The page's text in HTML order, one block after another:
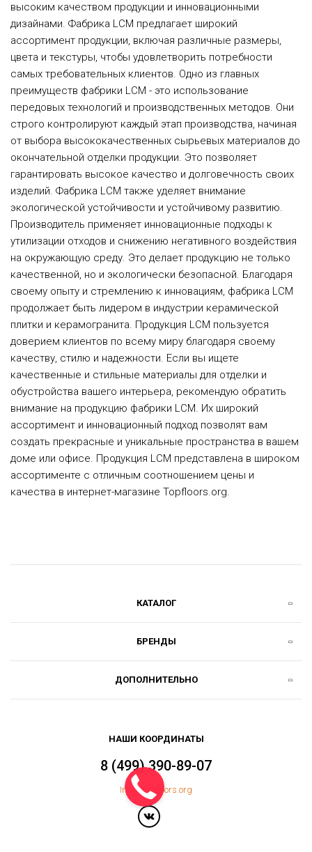
высоким качеством продукции и инновационными
дизайнами. Фабрика LCM предлагает широкий
ассортимент продукции, включая различные размеры,
цвета и текстуры, чтобы удовлетворить потребности
самых требовательных клиентов. Одно из главных
преимуществ фабрики LCM - это использование
передовых технологий и производственных методов. Они
строго контролируют каждый этап производства, начиная
от выбора высококачественных сырьевых материалов до
окончательной отделки продукции. Это позволяет
гарантировать высокое качество и долговечность своих
изделий. Фабрика LCM также уделяет внимание
экологической устойчивости и устойчивому развитию.
Производитель применяет инновационные подходы к
утилизации отходов и снижению негативного воздействия
на окружающую среду. Это делает продукцию не только
качественной, но и экологически безопасной. Благодаря
своему опыту и стремлению к инновациям, фабрика LCM
продолжает быть лидером в индустрии керамической
плитки и керамогранита. Продукция LCM пользуется
доверием клиентов по всему миру благодаря своему
качеству, стилю и надежности. Если вы ищете
качественные и стильные материалы для отделки и
обустройства вашего интерьера, рекомендую обратить
внимание на продукцию фабрики LCM. Их широкий
ассортимент и инновационный подход позволят вам
создать прекрасные и уникальные пространства в вашем
доме или офисе. Продукция LCM представлена в широком
ассортименте с отличным соотношением цены и
качества в интернет-магазине Topfloors.org.
КАТАЛОГ
БРЕНДЫ
ДОПОЛНИТЕЛЬНО
НАШИ КООРДИНАТЫ
8 (499) 390-89-07
Info@topfloors.org